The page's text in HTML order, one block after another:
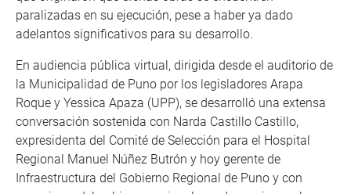
paralizadas en su ejecución, pese a haber ya dado
adelantos significativos para su desarrollo.
En audiencia pública virtual, dirigida desde el auditorio de
la Municipalidad de Puno por los legisladores Arapa
Roque y Yessica Apaza (UPP), se desarrolló una extensa
conversación sostenida con Narda Castillo Castillo,
expresidenta del Comité de Selección para el Hospital
Regional Manuel Núñez Butrón y hoy gerente de
Infraestructura del Gobierno Regional de Puno y con